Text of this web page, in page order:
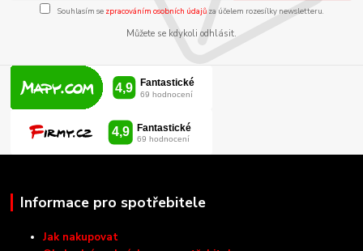
Souhlasím se zpracováním osobních údajůza účelem rozesílky newsletteru.
Můžete se kdykoli odhlásit.
Informace pro spotřebitele
Jak nakupovat